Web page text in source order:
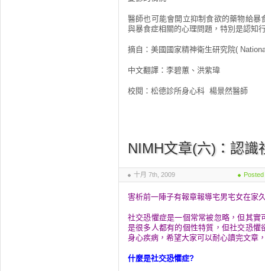
醫師也可能會開立抑制食欲的藥物給
與暴食症相關的心理問題，特別是認知
摘自：美國國家精神衛生研究院(
中文翻譯：李碧蕙、洪紫瑋
校閱：松德診所身心科 楊景然醫師
NIMH文章(六)：認識
十月 7th, 2009
害析前一陣子有報章報導宅男宅女在家
社交恐懼症是一個常常被忽略，但其
是很多人都有的個性特質，但社交恐
身心疾病，希望大家可以耐心讀完文章
什麼是社交恐懼症?